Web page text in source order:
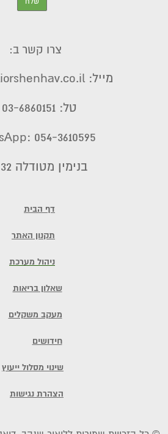
דף הבית
תקנון האתר
ניהול מערכת
שאלון בריאות
מעקב משקלים
חידושים
שינוי מסלול ייעוץ
הצהרת נגישות
בנימין מטודלה 32 ת"א
צרו קשר ב:
מייל: clinic@liorshenhav.co.il
טל: 03-6860151
054-3610595